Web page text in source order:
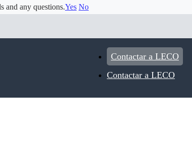
Contactar a LECO
Contactar a LECO
and any questions.Yes No